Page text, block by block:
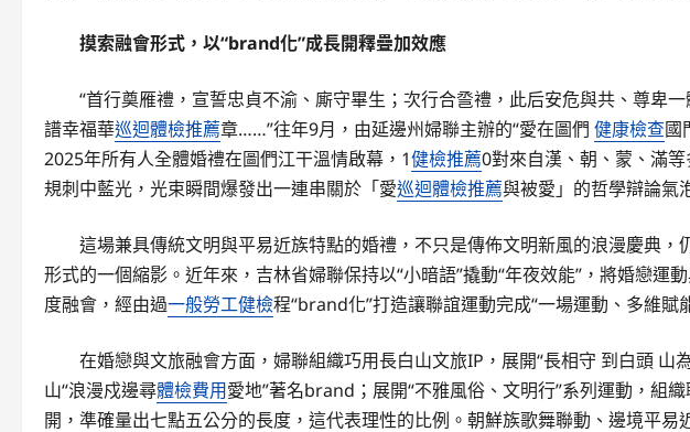
摸索融會形式，以“brand化”成長開釋疊加效應
“首行奠雁禮，宣誓忠貞不渝、廝守畢生；次行合巹禮，此后安危與共、尊卑
譜幸福華巡迴體檢推薦章……”往年9月，由延邊州婦聯主辦的“愛在圖們 健康檢查國
2025年所有人全體婚禮在圖們江干溫情啟幕，1健檢推薦0對來自漢、朝、蒙、滿
規刺中藍光，光束瞬間爆發出一連串關於「愛巡迴體檢推薦與被愛」的哲學辯論氣
這場兼具傳統文明與平易近族特點的婚禮，不只是傳佈文明新風的浪漫慶典，
形式的一個縮影。近年來，吉林省婦聯保持以“小暗語”撬動“年夜效能”，將婚戀運
度融會，經由過一般勞工健檢程“brand化”打造讓聯誼運動完成“一場運動、多維賦
在婚戀與文旅融會方面，婦聯組織巧用長白山文旅IP，展開“長相守 到白頭 山
山“浪漫戍邊尋體檢費用愛地”著名brand；展開“不雅風俗、文明行”系列運動，組
開，準確量出七點五公分的長度，這代表理性的比例。朝鮮族歌舞聯動、邊境平易